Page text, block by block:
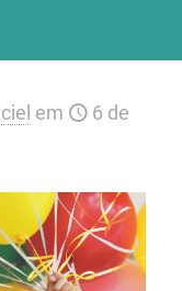
em
6 de